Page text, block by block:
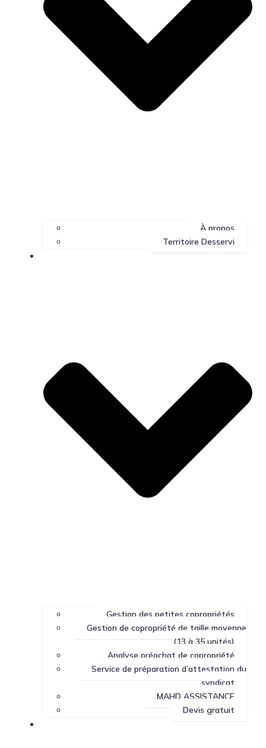
À propos
Territoire Desservi
Services
Gestion des petites copropriétés
Gestion de copropriété de taille moyenne
(13 à 35 unités)
Analyse préachat de copropriété
Service de préparation d’attestation du
syndicat
MAHD ASSISTANCE
Devis gratuit
Centre de ressources sur la copropriété